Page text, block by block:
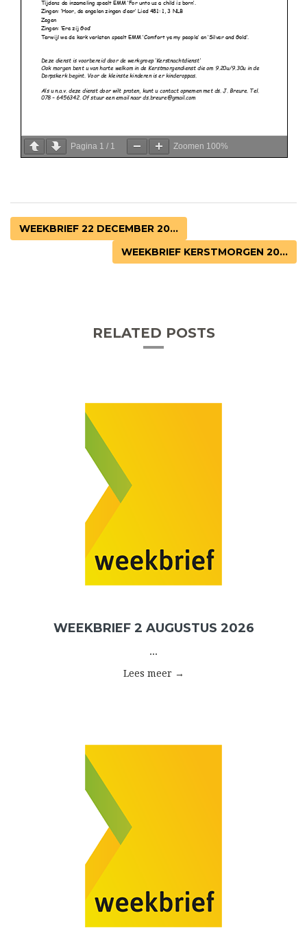
Pagina 1 / 1 Zoomen 100%
WEEKBRIEF 22 DECEMBER 20...
WEEKBRIEF KERSTMORGEN 20...
RELATED POSTS
WEEKBRIEF 2 AUGUSTUS 2026
...
Lees meer →